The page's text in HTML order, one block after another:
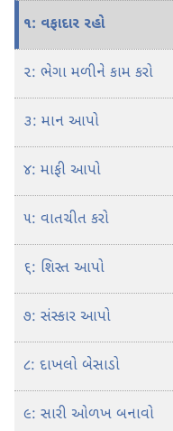
કુટુંબ
રીતો
૧: વફાદાર રહો
૨: ભેગા મળીને કામ કરો
૩: માન આપો
૪: માફી આપો
૫: વાતચીત કરો
૬: શિસ્ત આપો
૭: સંસ્કાર આપો
૮: દાખલો બેસાડો
૯: સારી ઓળખ બનાવો